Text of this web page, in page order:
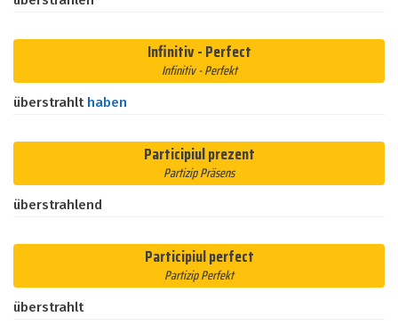
Infinitiv - Perfect
Infinitiv - Perfekt
überstrahlt haben
Participiul prezent
Partizip Präsens
überstrahlend
Participiul perfect
Partizip Perfekt
überstrahlt